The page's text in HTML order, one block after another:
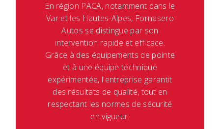
En région PACA, notamment dans le
Var et les Hautes-Alpes, Fornasero
Autos se distingue par son
intervention rapide et efficace.
Grâce à des équipements de pointe
et à une équipe technique
expérimentée, l'entreprise garantit
des résultats de qualité, tout en
respectant les normes de sécurité
en vigueur.